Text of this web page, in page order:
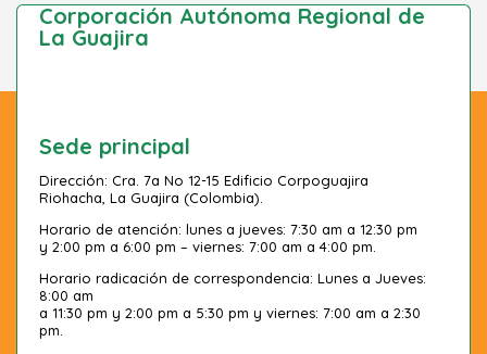
Corporación Autónoma Regional de
La Guajira
Sede principal
Dirección: Cra. 7a No 12-15 Edificio Corpoguajira
Riohacha, La Guajira (Colombia).
Horario de atención: lunes a jueves: 7:30 am a 12:30 pm
y 2:00 pm a 6:00 pm – viernes: 7:00 am a 4:00 pm.
Horario radicación de correspondencia: Lunes a Jueves:
8:00 am
a 11:30 pm y 2:00 pm a 5:30 pm y viernes: 7:00 am a 2:30
pm.